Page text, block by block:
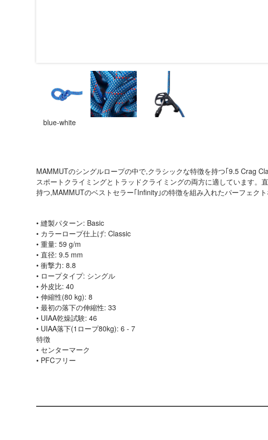
blue-white
MAMMUTのシングルロープの中で,クラシックな特徴を持つ｢9.5 Crag
スポートクライミングとトラッドクライミングの両方に適しています。
持つ,MAMMUTのベストセラー｢Infinity｣の特徴を組み入れたパーフェクト
• 縫製パターン: Basic
• カラーロープ仕上げ: Classic
• 重量: 59 g/m
• 直径: 9.5 mm
• 衝撃力: 8.8
• ロープタイプ: シングル
• 外皮比: 40
• 伸縮性(80 kg): 8
• 最初の落下の伸縮性: 33
• UIAA乾燥試験: 46
• UIAA落下(1ロープ80kg): 6 - 7
特徴
• センターマーク
• PFCフリー